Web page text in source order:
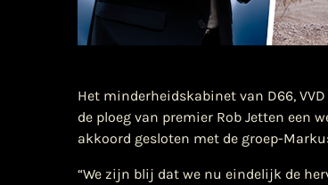
​Het minderheidskabinet van D66,
de ploeg van premier Rob Jetten een
akkoord gesloten met de groep-
“We zijn blij dat we nu eindelijk de